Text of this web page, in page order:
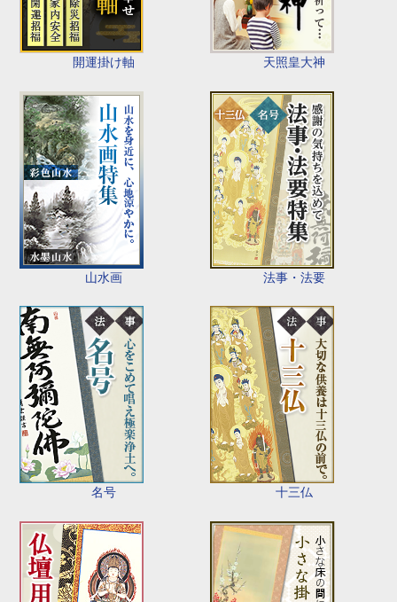
開運掛け軸 天照皇大神
山水画 法事・法要
名号 十三仏